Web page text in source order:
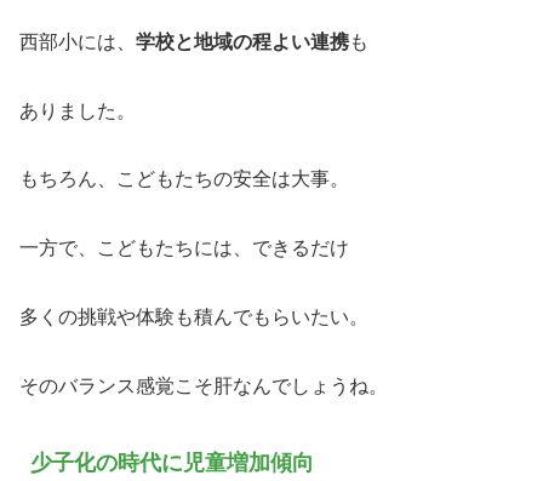
西部小には、 学校と地域の程よい連携も
ありました。
もちろん、こどもたちの安全は大事。
一方で、こどもたちには、できるだけ
多くの挑戦や体験も積んでもらいたい。
そのバランス感覚こそ肝なんでしょうね。
少子化の時代に児童増加傾向